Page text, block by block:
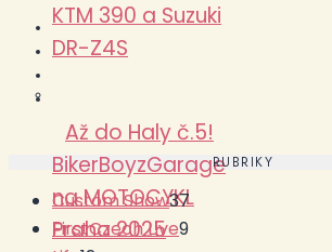
KTM 390 a Suzuki
DR-Z4S
Až do Haly č.5!
BikerBoyzGarage
na MOTOCYKL
Praha 2025
RUBRIKY
Custom Show37
FirstCzech Live9